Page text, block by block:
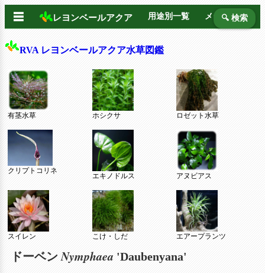
☰ レヨンベールアクア 用途別一覧 メーカー別
🔍 検索
RVA レヨンベールアクア水草図鑑
有茎水草 ホシクサ ロゼット水草
クリプトコリネ
エキノドルス アヌビアス
スイレン こけ・しだ エアープランツ
ドーベン Nymphaea 'Daubenyana'